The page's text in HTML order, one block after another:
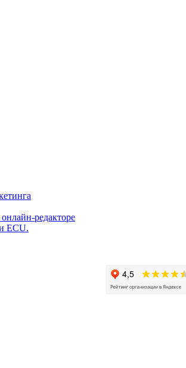
редакторе
ECU.